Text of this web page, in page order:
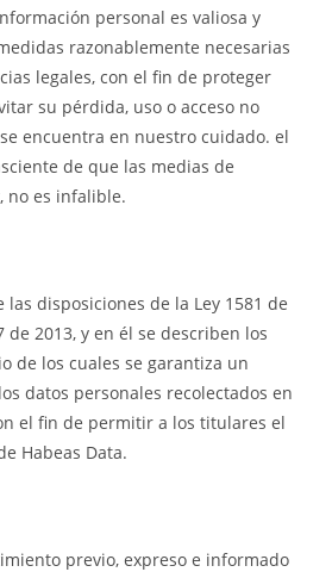
personal es valiosa y
razonablemente necesarias
legales, con el fin de proteger
su pérdida, uso o acceso no
encuentra en nuestro cuidado. el
de que las medias de
no es infalible.
disposiciones de la Ley 1581 de
de 2013, y en él se describen los
de los cuales se garantiza un
datos personales recolectados en
el fin de permitir a los titulares el
Habeas Data.
previo, expreso e informado